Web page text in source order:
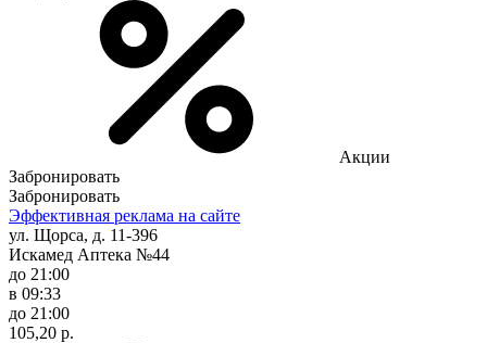
Акции
Забронировать
Забронировать
Эффективная реклама на сайте
ул. Щорса, д. 11-396
Искамед Аптека №44
до 21:00
в 09:33
до 21:00
105,20 р.